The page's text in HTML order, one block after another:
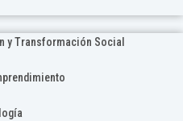
y Transformación Social